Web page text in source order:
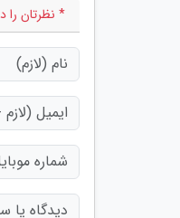
* نظرتان را